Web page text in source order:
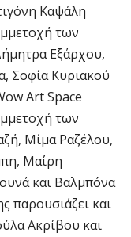
Καψάλη
των
Εξάρχου,
Σοφία Κυριακού
Art Space
των
Μίμα Ραζέλου,
Μαίρη
και Βαλμπόνα
παρουσιάζει και
Ακρίβου και